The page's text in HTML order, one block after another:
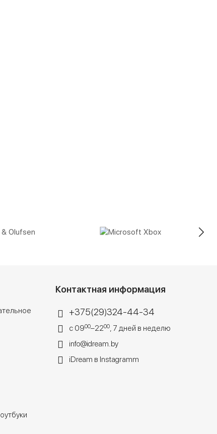
Контактная информация
+375(29)324-44-34
с 0900–2200, 7 дней в неделю
info@idream.by
iDream в Instagramm